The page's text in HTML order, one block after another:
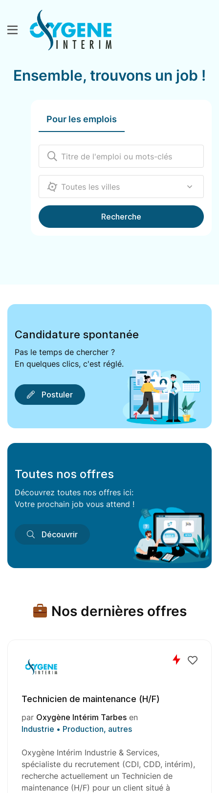
Ensemble, trouvons un job !
Pour les emplois
12000
Recherche
Candidature spontanée
Pas le temps de chercher ?
En quelques clics, c'est réglé.
Postuler
Toutes nos offres
Découvrez toutes nos offres ici:
Votre prochain job vous attend !
Découvrir
Nos dernières offres
Technicien de maintenance (H/F)
par Oxygène Intérim Tarbes en
Industrie • Production, autres
Oxygène Intérim Industrie & Services,
spécialiste du recrutement (CDI, CDD, intérim),
recherche actuellement un Technicien de
maintenance (H/F) pour un client situé à